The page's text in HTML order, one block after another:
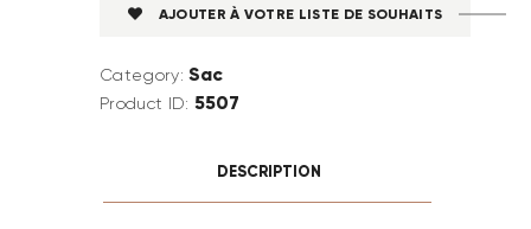
AJOUTER À VOTRE LISTE DE SOUHAITS
Category:Sac
Product ID: 5507
DESCRIPTION